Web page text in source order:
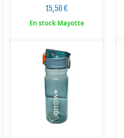
15,50 €
En stock Mayotte